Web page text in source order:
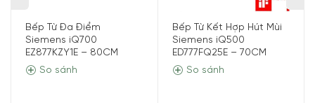
Bếp Từ Đa Điểm
Siemens iQ700
EZ877KZY1E – 80CM
So sánh
Bếp Từ Kết Hợp Hút Mùi
Siemens iQ500
ED777FQ25E – 70CM
So sánh